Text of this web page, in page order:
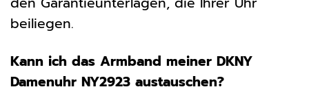
beiliegen.
Kann ich das Armband meiner DKNY
Damenuhr NY2923 austauschen?